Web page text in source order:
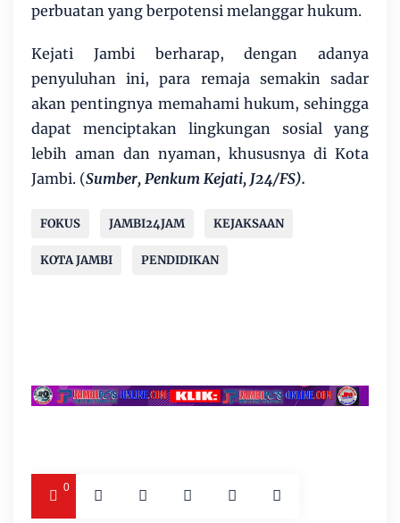
perbuatan yang berpotensi melanggar hukum.
Kejati Jambi berharap, dengan adanya
penyuluhan ini, para remaja semakin sadar
akan pentingnya memahami hukum, sehingga
dapat menciptakan lingkungan sosial yang
lebih aman dan nyaman, khususnya di Kota
Jambi. (Sumber, Penkum Kejati, J24/FS).
FOKUS JAMBI24JAM KEJAKSAAN
KOTA JAMBI PENDIDIKAN
0